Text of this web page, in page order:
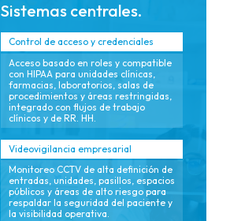
Sistemas centrales.
Control de acceso y credenciales
Acceso basado en roles y compatible
con HIPAA para unidades clínicas,
farmacias, laboratorios, salas de
procedimientos y áreas restringidas,
integrado con flujos de trabajo
clínicos y de RR. HH.
Videovigilancia empresarial
Monitoreo CCTV de alta definición de
entradas, unidades, pasillos, espacios
públicos y áreas de alto riesgo para
respaldar la seguridad del paciente y
la visibilidad operativa.